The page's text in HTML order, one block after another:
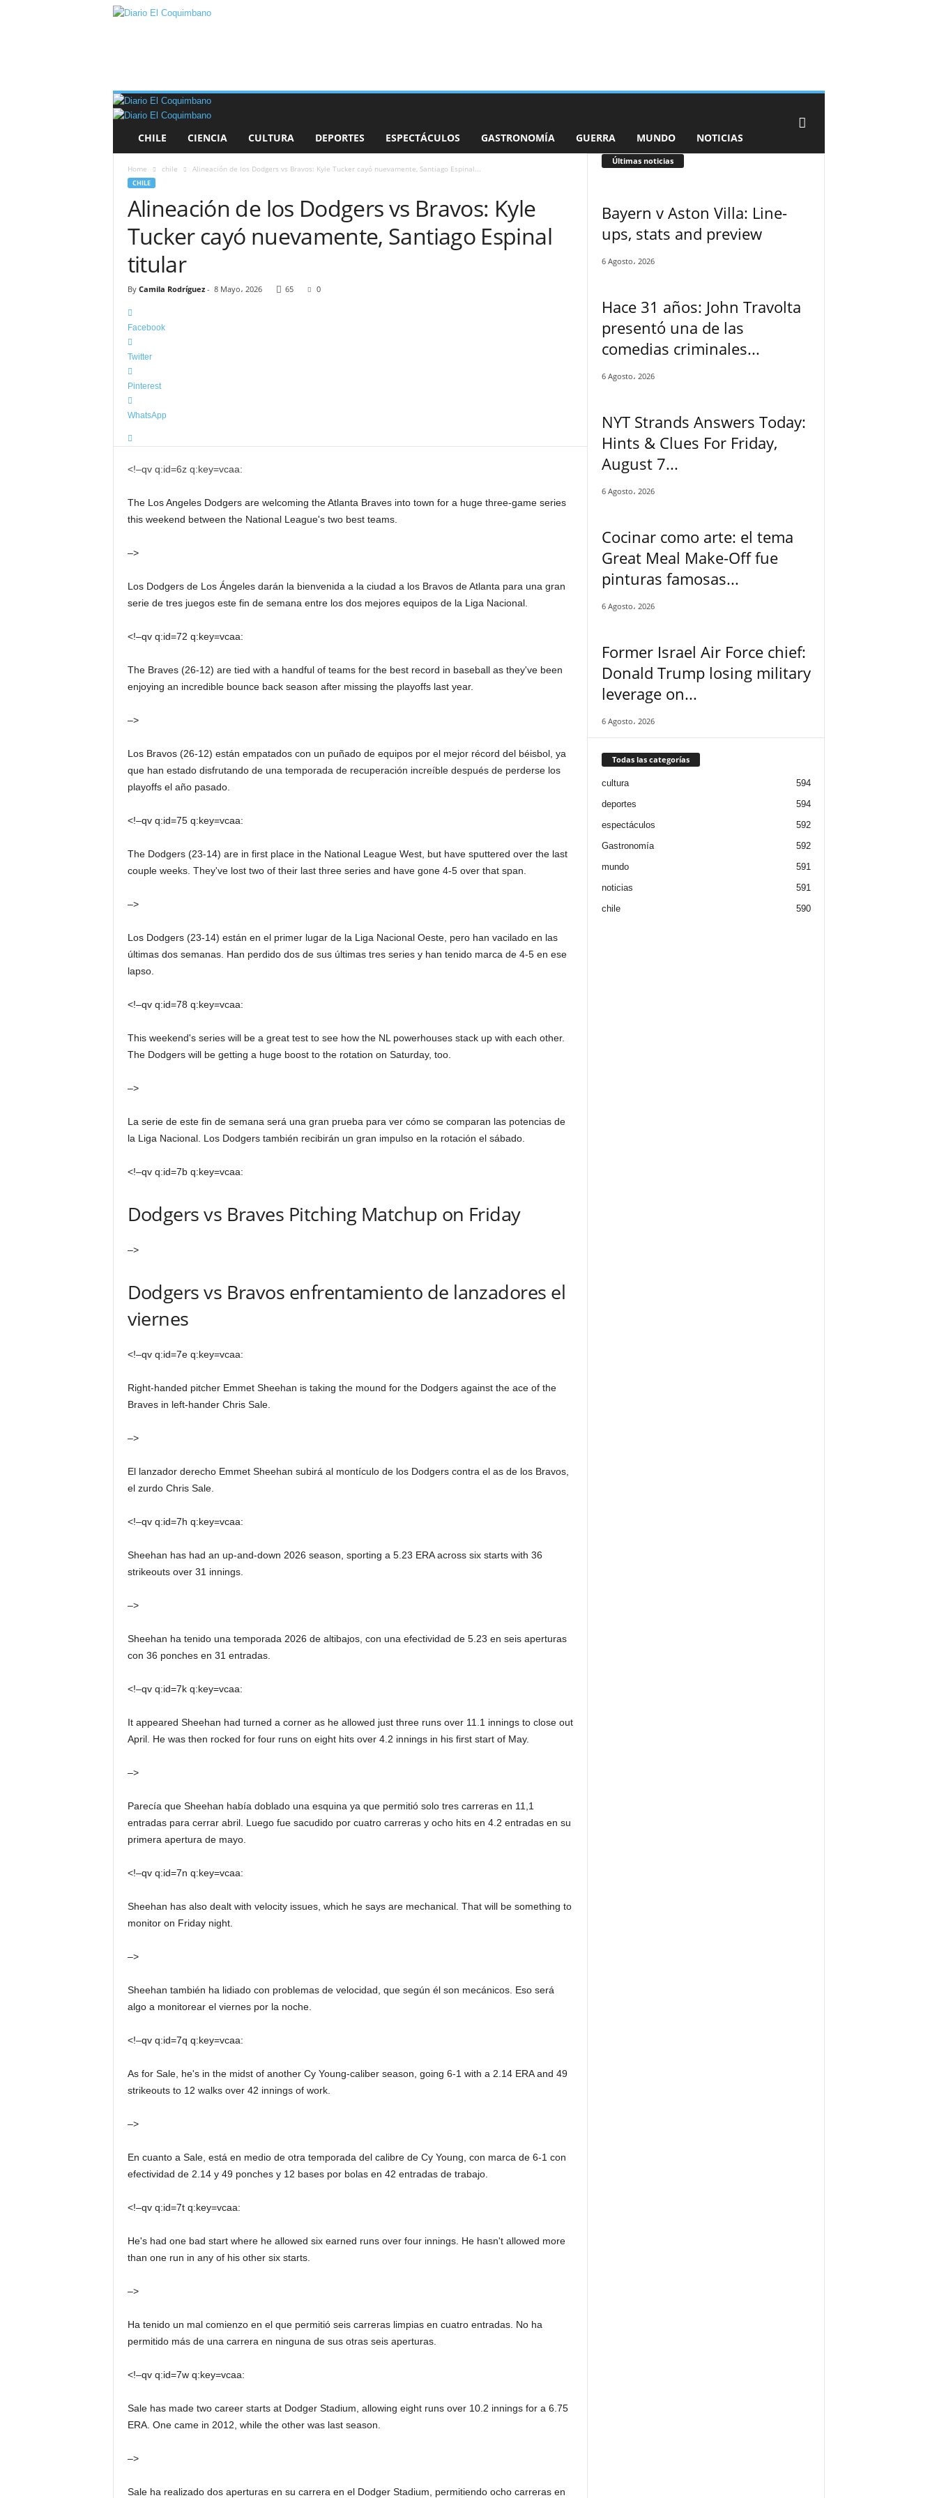
o
E
CHILE CIENCIA CULTURA DEPORTES ESPECTÁCULOS GASTRONOMÍA GUERRA MUNDO NOTICIAS
Home chile Alineación de los Dodgers vs Bravos: Kyle Tucker cayó nuevamente, Santiago Espinal...
CHILE
Alineación de los Dodgers vs Bravos: Kyle
Tucker cayó nuevamente, Santiago Espinal
titular
By Camila Rodríguez- 8 Mayo، 2026 65 0
Facebook
Twitter
Pinterest
WhatsApp
<!–qv q:id=6z q:key=vcaa:
The Los Angeles Dodgers are welcoming the Atlanta Braves into town for a huge three-game series
this weekend between the National League's two best teams.
–>
Los Dodgers de Los Ángeles darán la bienvenida a la ciudad a los Bravos de Atlanta para una gran
serie de tres juegos este fin de semana entre los dos mejores equipos de la Liga Nacional.
<!–qv q:id=72 q:key=vcaa:
The Braves (26-12) are tied with a handful of teams for the best record in baseball as they've been
enjoying an incredible bounce back season after missing the playoffs last year.
–>
Los Bravos (26-12) están empatados con un puñado de equipos por el mejor récord del béisbol, ya
que han estado disfrutando de una temporada de recuperación increíble después de perderse los
playoffs el año pasado.
<!–qv q:id=75 q:key=vcaa:
The Dodgers (23-14) are in first place in the National League West, but have sputtered over the last
couple weeks. They've lost two of their last three series and have gone 4-5 over that span.
–>
Los Dodgers (23-14) están en el primer lugar de la Liga Nacional Oeste, pero han vacilado en las
últimas dos semanas. Han perdido dos de sus últimas tres series y han tenido marca de 4-5 en ese
lapso.
<!–qv q:id=78 q:key=vcaa:
This weekend's series will be a great test to see how the NL powerhouses stack up with each other.
The Dodgers will be getting a huge boost to the rotation on Saturday, too.
–>
La serie de este fin de semana será una gran prueba para ver cómo se comparan las potencias de
la Liga Nacional. Los Dodgers también recibirán un gran impulso en la rotación el sábado.
<!–qv q:id=7b q:key=vcaa:
Dodgers vs Braves Pitching Matchup on Friday
–>
Dodgers vs Bravos enfrentamiento de lanzadores el
viernes
<!–qv q:id=7e q:key=vcaa:
Right-handed pitcher Emmet Sheehan is taking the mound for the Dodgers against the ace of the
Braves in left-hander Chris Sale.
–>
El lanzador derecho Emmet Sheehan subirá al montículo de los Dodgers contra el as de los Bravos,
el zurdo Chris Sale.
<!–qv q:id=7h q:key=vcaa:
Sheehan has had an up-and-down 2026 season, sporting a 5.23 ERA across six starts with 36
strikeouts over 31 innings.
–>
Sheehan ha tenido una temporada 2026 de altibajos, con una efectividad de 5.23 en seis aperturas
con 36 ponches en 31 entradas.
<!–qv q:id=7k q:key=vcaa:
It appeared Sheehan had turned a corner as he allowed just three runs over 11.1 innings to close out
April. He was then rocked for four runs on eight hits over 4.2 innings in his first start of May.
–>
Parecía que Sheehan había doblado una esquina ya que permitió solo tres carreras en 11,1
entradas para cerrar abril. Luego fue sacudido por cuatro carreras y ocho hits en 4.2 entradas en su
primera apertura de mayo.
<!–qv q:id=7n q:key=vcaa:
Sheehan has also dealt with velocity issues, which he says are mechanical. That will be something to
monitor on Friday night.
–>
Sheehan también ha lidiado con problemas de velocidad, que según él son mecánicos. Eso será
algo a monitorear el viernes por la noche.
<!–qv q:id=7q q:key=vcaa:
As for Sale, he's in the midst of another Cy Young-caliber season, going 6-1 with a 2.14 ERA and 49
strikeouts to 12 walks over 42 innings of work.
–>
En cuanto a Sale, está en medio de otra temporada del calibre de Cy Young, con marca de 6-1 con
efectividad de 2.14 y 49 ponches y 12 bases por bolas en 42 entradas de trabajo.
<!–qv q:id=7t q:key=vcaa:
He's had one bad start where he allowed six earned runs over four innings. He hasn't allowed more
than one run in any of his other six starts.
–>
Ha tenido un mal comienzo en el que permitió seis carreras limpias en cuatro entradas. No ha
permitido más de una carrera en ninguna de sus otras seis aperturas.
<!–qv q:id=7w q:key=vcaa:
Sale has made two career starts at Dodger Stadium, allowing eight runs over 10.2 innings for a 6.75
ERA. One came in 2012, while the other was last season.
–>
Sale ha realizado dos aperturas en su carrera en el Dodger Stadium, permitiendo ocho carreras en
Últimas noticias
Bayern v Aston Villa: Line-
ups, stats and preview
6 Agosto، 2026
Hace 31 años: John Travolta
presentó una de las
comedias criminales...
6 Agosto، 2026
NYT Strands Answers Today:
Hints & Clues For Friday,
August 7...
6 Agosto، 2026
Cocinar como arte: el tema
Great Meal Make-Off fue
pinturas famosas...
6 Agosto، 2026
Former Israel Air Force chief:
Donald Trump losing military
leverage on...
6 Agosto، 2026
Todas las categorías
cultura
594
deportes
594
espectáculos
592
Gastronomía
592
mundo
591
noticias
591
chile
590